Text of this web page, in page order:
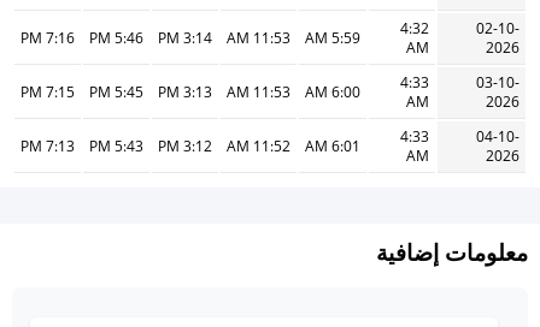
02-10-
2026
4:32
AM
5:59 AM
11:53 AM
3:14 PM
5:46 PM
7:16 PM
03-10-
2026
4:33
AM
6:00 AM
11:53 AM
3:13 PM
5:45 PM
7:15 PM
04-10-
2026
4:33
AM
6:01 AM
11:52 AM
3:12 PM
5:43 PM
7:13 PM
معلومات إضافية